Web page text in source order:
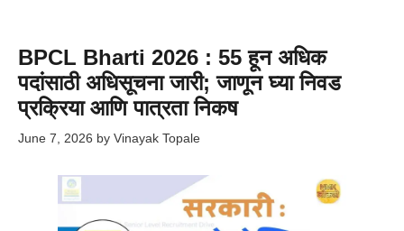
BPCL Bharti 2026 : 55 हून अधिक
पदांसाठी अधिसूचना जारी; जाणून घ्या निवड
प्रक्रिया आणि पात्रता निकष
June 7, 2026 by Vinayak Topale